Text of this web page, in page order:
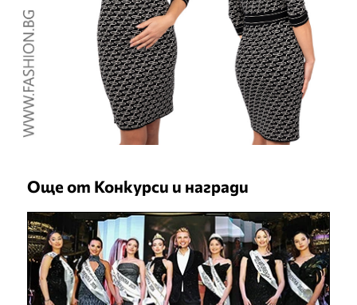
Още от Конкурси и награди